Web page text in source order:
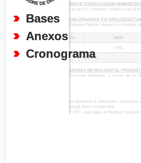
Bases
Anexos
Cronograma